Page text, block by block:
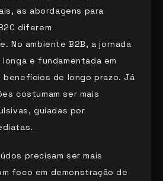
as abordagens para
diferem
No ambiente B2B, a jornada
e fundamentada em
de longo prazo. Já
costumam ser mais
guiadas por
precisam ser mais
foco em demonstração de